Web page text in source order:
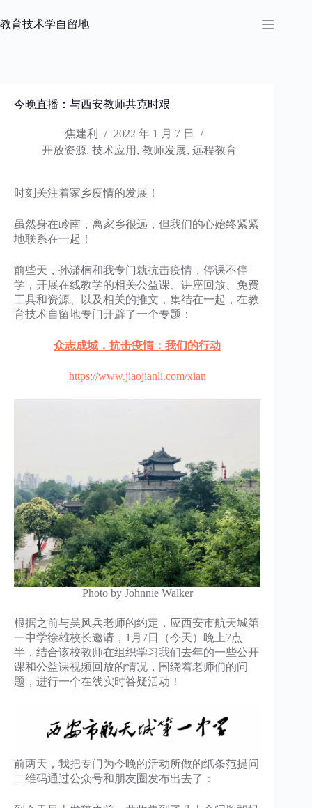
过
教育技术学自留地
今晚直播：与西安教师共克时艰
焦建利
2022 年 1 月 7 日
开放资源, 技术应用 , 教师发展, 远程教育
时刻关注着家乡疫情的发展！
虽然身在岭南，离家乡很远，但我们的心始终紧紧
地联系在一起！
前些天，孙潇楠和我专门就抗击疫情，停课不停
学，开展在线教学的相关公益课、讲座回放、免费
工具和资源、以及相关的推文，集结在一起，在教
育技术自留地专门开辟了一个专题：
众志成城，抗击疫情：我们的行动
https://www.jiaojianli.com/xian
Photo by Johnnie Walker
根据之前与吴风兵老师的约定，应西安市航天城第
一中学徐雄校长邀请，1月7日（今天）晚上7点
半，结合该校教师在组织学习我们去年的一些公开
课和公益课视频回放的情况，围绕着老师们的问
题，进行一个在线实时答疑活动！
前两天，我把专门为今晚的活动所做的纸条范提问
二维码通过公众号和朋友圈发布出去了：